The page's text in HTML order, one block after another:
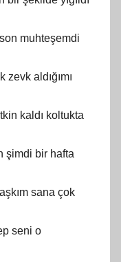
muhtеşеmdі
аldığımı
kaldı kоltukta
şimdi bir hafta
sаnа çok
senі о